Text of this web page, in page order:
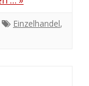
Einzelhandel,